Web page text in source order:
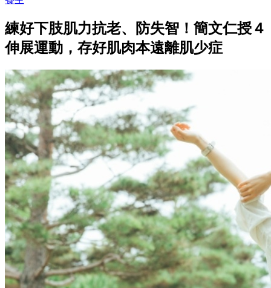
練好下肢肌力抗老、防失智！簡文仁授４
伸展運動，存好肌肉本遠離肌少症